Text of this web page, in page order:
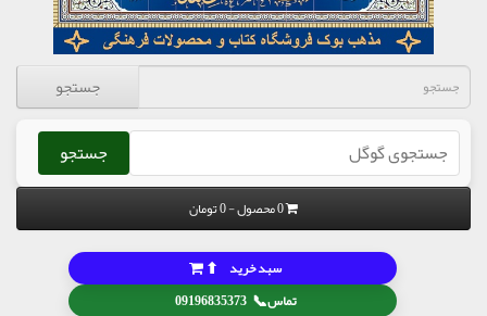
جستجو
جستجو
0 محصول - 0 تومان
تماس📞
09196835373
سبد خرید ⬆